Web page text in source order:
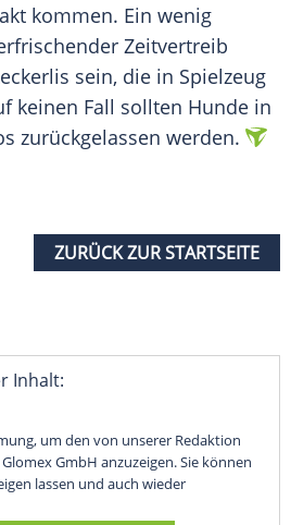
kommen. Ein wenig
Zeitvertreib
sein, die in Spielzeug
keinen Fall sollten Hunde in
zurückgelassen werden.
ZURÜCK ZUR STARTSEITE
Inhalt:
um den von unserer Redaktion
GmbH anzuzeigen. Sie können
lassen und auch wieder